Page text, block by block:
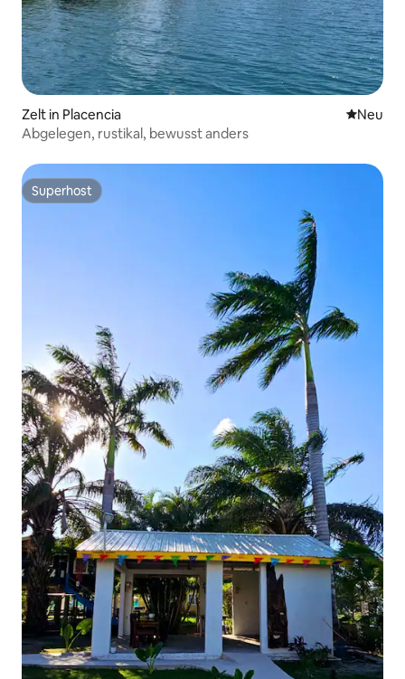
Zelt in Placencia Neue
Neu
Abgelegen, rustikal, bewusst anders
Superhost
Superhost